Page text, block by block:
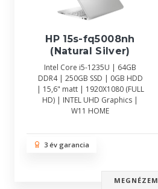
HP 15s-fq5008nh
(Natural Silver)
Intel Core i5-1235U | 64GB
DDR4 | 250GB SSD | 0GB HDD
| 15,6" matt | 1920X1080 (FULL
HD) | INTEL UHD Graphics |
W11 HOME
3 év garancia
MEGNÉZEM